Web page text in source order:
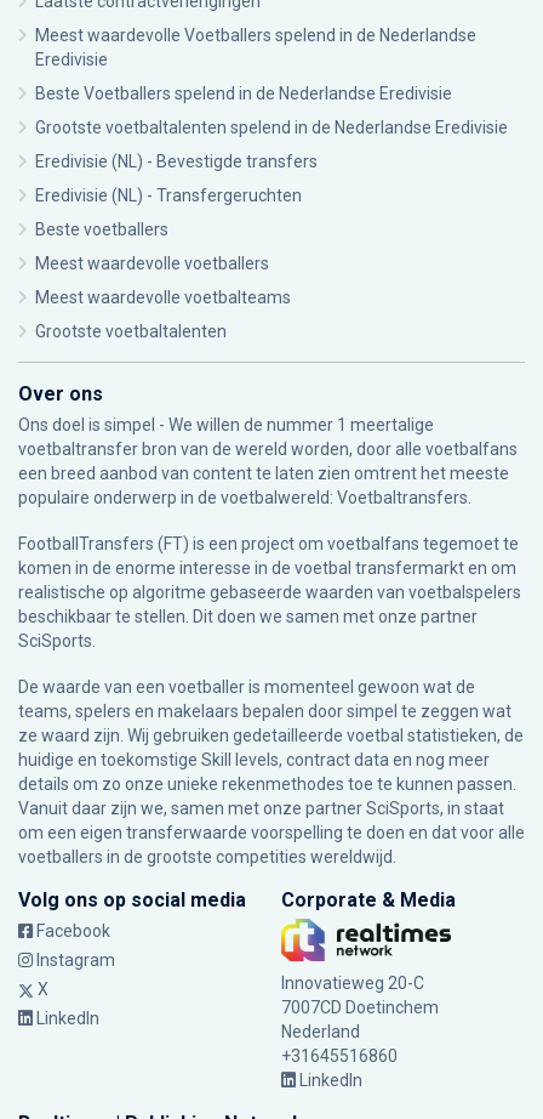
Meest waardevolle Voetballers spelend in de Nederlandse
Eredivisie
Beste Voetballers spelend in de Nederlandse Eredivisie
Grootste voetbaltalenten spelend in de Nederlandse Eredivisie
Eredivisie (NL) - Bevestigde transfers
Eredivisie (NL) - Transfergeruchten
Beste voetballers
Meest waardevolle voetballers
Meest waardevolle voetbalteams
Grootste voetbaltalenten
Over ons
Ons doel is simpel - We willen de nummer 1 meertalige
voetbaltransfer bron van de wereld worden, door alle voetbalfans
een breed aanbod van content te laten zien omtrent het meeste
populaire onderwerp in de voetbalwereld: Voetbaltransfers.
FootballTransfers (FT) is een project om voetbalfans tegemoet te
komen in de enorme interesse in de voetbal transfermarkt en om
realistische op algoritme gebaseerde waarden van voetbalspelers
beschikbaar te stellen. Dit doen we samen met onze partner
SciSports
De waarde van een voetballer is momenteel gewoon wat de
teams, spelers en makelaars bepalen door simpel te zeggen wat
ze waard zijn. Wij gebruiken gedetailleerde voetbal statistieken, de
huidige en toekomstige Skill levels, contract data en nog meer
details om zo onze unieke rekenmethodes toe te kunnen passen.
Vanuit daar zijn we, samen met onze partner SciSports, in staat
om een eigen transferwaarde voorspelling te doen en dat voor alle
voetballers in de grootste competities wereldwijd.
Volg ons op social media
Facebook
Instagram
X
LinkedIn
Corporate & Media
Innovatieweg 20-C
7007CD Doetinchem
Nederland
+31645516860
LinkedIn